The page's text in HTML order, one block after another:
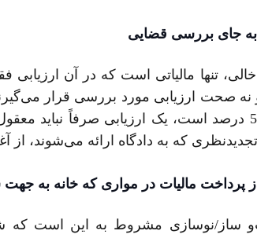
جای بررسی قضایی
خالی، تنها مالیاتی است که در آن
نه صحت ارزیابی مورد بررسی قرار
صحبت از نرخ 5 درصد است، یک ارزیابی صرفاً
که به دادگاه ارائه می‌شوند،
از پرداخت مالیات در مواری که خانه به جهت
ساز/نوسازی مشروط به این است که